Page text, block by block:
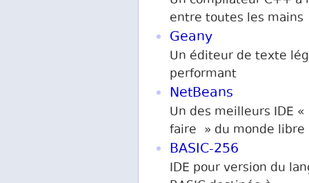
entre toutes les mains
Geany
Un éditeur de texte
performant
NetBeans
Un des meilleurs IDE
faire » du monde libre
BASIC-256
IDE pour version du